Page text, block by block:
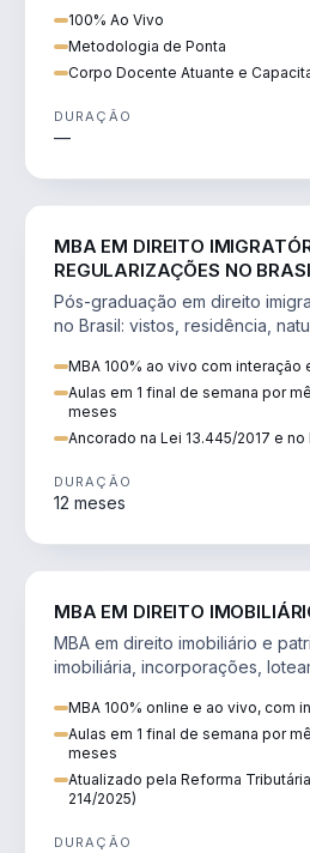
100% Ao Vivo
Metodologia de Ponta
Corpo Docente Atuante e
DURAÇÃO
—
MBA EM DIREITO
REGULARIZAÇÕES NO
Pós-graduação em direito
no Brasil: vistos, residência,
MBA 100% ao vivo com interação
Aulas em 1 final de semana por
meses
Ancorado na Lei 13.445/2017 e
DURAÇÃO
12 meses
MBA EM DIREITO
MBA em direito imobiliário e
imobiliária, incorporações,
MBA 100% online e ao vivo, com
Aulas em 1 final de semana por
meses
Atualizado pela Reforma
214/2025)
DURAÇÃO